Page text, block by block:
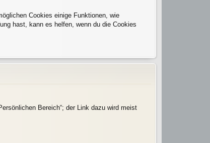
Cookies einige Funktionen, wie
hast, kann es helfen, wenn du die Cookies
Bereich“; der Link dazu wird meist